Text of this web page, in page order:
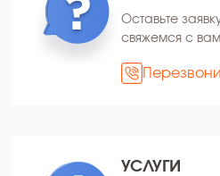
Оставьте
свяжемся с
УСЛУГИ